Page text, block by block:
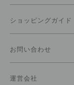
ショッピングガイド
お問い合わせ
運営会社